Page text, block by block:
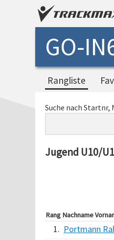
GO-
Rangliste
Suche nach Startnr,
Jugend U10/
Rang Nachname
1. Portmann